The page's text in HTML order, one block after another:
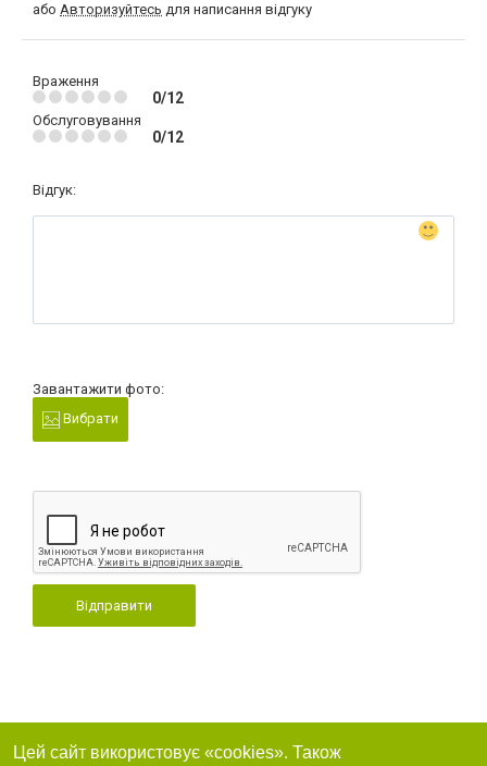
або Авторизуйтесь для написання відгуку
Враження
0/12
Обслуговування
0/12
Відгук:
Завантажити фото:
Вибрати
Відправити
Цей сайт використовує «cookies». Також